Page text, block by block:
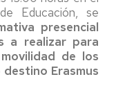
Educación, se
presencial
a realizar para
de los
Erasmus